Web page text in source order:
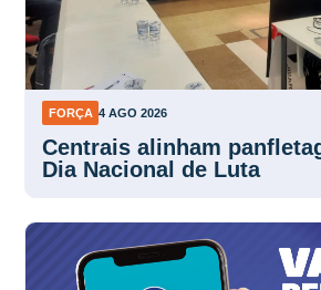
FORÇA 4 AGO 2026
Centrais alinham
Dia Nacional de Luta